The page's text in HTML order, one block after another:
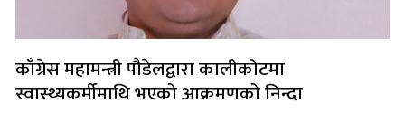
काँग्रेस महामन्त्री पौडेलद्वारा कालीकोटमा
स्वास्थ्यकर्मीमाथि भएको आक्रमणको निन्दा